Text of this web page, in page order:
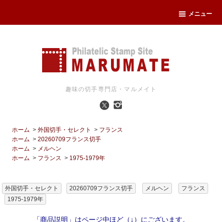
メニュー
趣味の切手専門店・マルメイト
ホーム >外国切手・セレクト > フランス
ホーム >20260709フランス切手
ホーム > メルヘン
ホーム > フランス > 1975-1979年
外国切手・セレクト 20260709フランス切手 メルヘン
フランス
1975-1979年
「商品説明」はページ中ほど（↓）にございます。